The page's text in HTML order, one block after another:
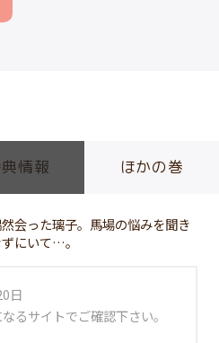
情報 ほかの巻
会った璃子。馬場の悩みを聞き
にいて…。
日
るサイトでご確認下さい。